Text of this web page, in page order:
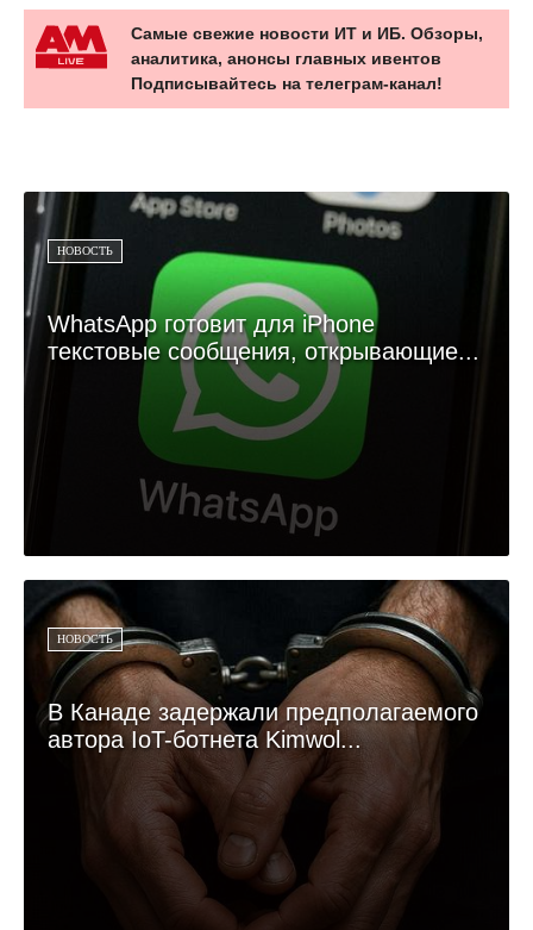
Самые свежие новости ИТ и ИБ. Обзоры,
аналитика, анонсы главных ивентов
Подписывайтесь на телеграм-канал!
НОВОСТЬ
WhatsApp готовит для iPhone
текстовые сообщения, открывающие...
НОВОСТЬ
В Канаде задержали предполагаемого
автора IoT-ботнета Kimwol...